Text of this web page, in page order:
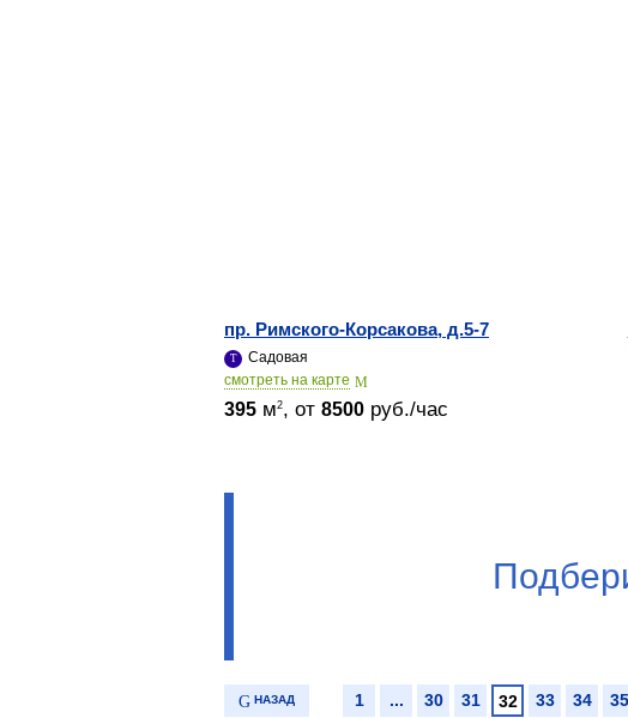
пр. Римского-Корсакова, д.5-7
Садовая
cмотреть на карте
395 м2, от 8500 руб./час
НАЗАД 1 ... 30 31 32 33 34 35